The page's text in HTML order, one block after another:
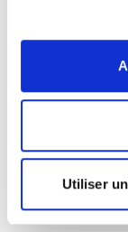
Utiliser